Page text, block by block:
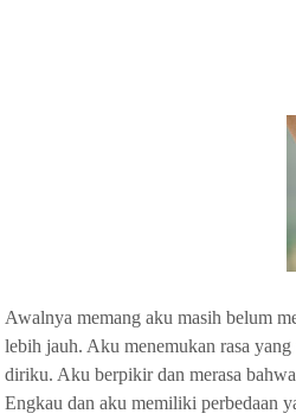
Awalnya memang aku masih belum
lebih jauh. Aku menemukan rasa
diriku. Aku berpikir dan merasa
Engkau dan aku memiliki perbedaan